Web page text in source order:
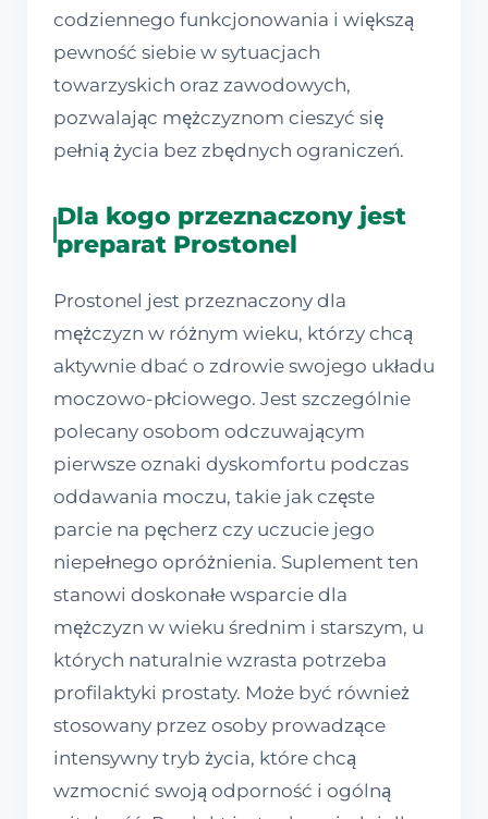
codziennego funkcjonowania i większą
pewność siebie w sytuacjach
towarzyskich oraz zawodowych,
pozwalając mężczyznom cieszyć się
pełnią życia bez zbędnych ograniczeń.
Dla kogo przeznaczony jest
preparat Prostonel
Prostonel jest przeznaczony dla
mężczyzn w różnym wieku, którzy chcą
aktywnie dbać o zdrowie swojego układu
moczowo-płciowego. Jest szczególnie
polecany osobom odczuwającym
pierwsze oznaki dyskomfortu podczas
oddawania moczu, takie jak częste
parcie na pęcherz czy uczucie jego
niepełnego opróżnienia. Suplement ten
stanowi doskonałe wsparcie dla
mężczyzn w wieku średnim i starszym, u
których naturalnie wzrasta potrzeba
profilaktyki prostaty. Może być również
stosowany przez osoby prowadzące
intensywny tryb życia, które chcą
wzmocnić swoją odporność i ogólną